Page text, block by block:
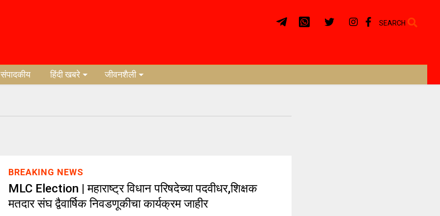
SEARCH
संपादकीय हिंदी खबरे जीवनशैली
BREAKING NEWS
MLC Election | महाराष्ट्र विधान परिषदेच्या पदवीधर,शिक्षक
मतदार संघ द्वैवार्षिक निवडणूकीचा कार्यक्रम जाहीर